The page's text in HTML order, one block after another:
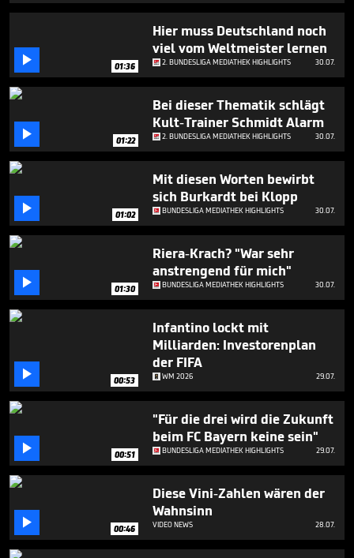
minutes,
 01:36
Hier muss Deutschland noch
viel vom Weltmeister lernen
2. BUNDESLIGA MEDIATHEK HIGHLIGHTS 30.07.
 01:22
Bei dieser Thematik schlägt
Kult-Trainer Schmidt Alarm
2. BUNDESLIGA MEDIATHEK HIGHLIGHTS 30.07.
 01:02
Mit diesen Worten bewirbt
sich Burkardt bei Klopp
BUNDESLIGA MEDIATHEK HIGHLIGHTS 30.07.
 01:30
Riera-Krach? "War sehr
anstrengend für mich"
BUNDESLIGA MEDIATHEK HIGHLIGHTS 30.07.
 00:53
Infantino lockt mit
Milliarden: Investorenplan
der FIFA
WM 2026 29.07.
 00:51
"Für die drei wird die Zukunft
beim FC Bayern keine sein"
BUNDESLIGA MEDIATHEK HIGHLIGHTS 29.07.
 00:46
Diese Vini-Zahlen wären der
Wahnsinn
VIDEO NEWS 28.07.